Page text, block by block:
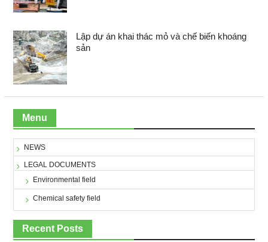
Lập dự án khai thác mỏ và chế biến khoáng
sản
Menu
NEWS
LEGAL DOCUMENTS
Environmental field
Chemical safety field
Recent Posts